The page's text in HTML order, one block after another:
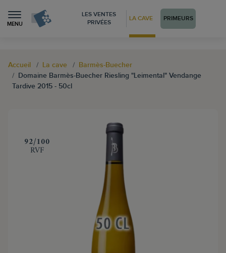
MENU
LES VENTES
PRIVÉES
LA CAVE PRIMEURS
Accueil La cave
Barmès-Buecher
Domaine Barmès-Buecher Riesling "Leimental" Vendange
Tardive 2015 - 50cl
‍92/100
RVF